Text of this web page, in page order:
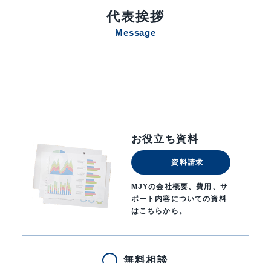
代表挨拶
Message
お役立ち資料
資料請求
MJYの会社概要、費用、サ
ポート内容についての資料
はこちらから。
無料相談